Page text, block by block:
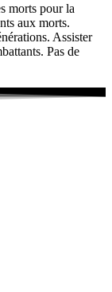
morts pour la
aux morts.
Assister
Pas de